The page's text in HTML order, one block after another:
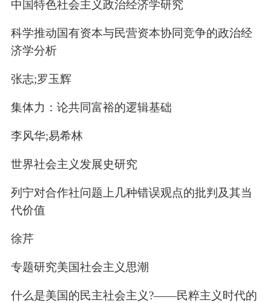
中国特色社会主义政治经济学研究
科学推动国有资本与民营资本协同竞争的政治经
济学分析
张志;罗玉辉
集体力：论共同富裕的逻辑基础
李风华;易希林
世界社会主义发展史研究
列宁对合作社问题上几种错误观点的批判及其当
代价值
徐芹
专题研究美国社会主义思潮
什么是美国的民主社会主义?——民粹主义时代的